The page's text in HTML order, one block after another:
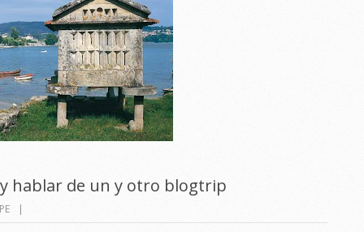
hablar de un y otro blogtrip